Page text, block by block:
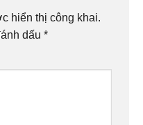
hiển thị công khai.
dấu *